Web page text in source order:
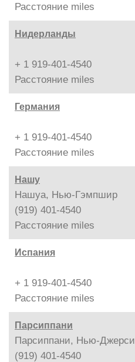
Расстояние miles
Нидерланды
+ 1 919-401-4540
Расстояние miles
Германия
+ 1 919-401-4540
Расстояние miles
Нашу
Нашуа, Нью-Гэмпшир
(919) 401-4540
Расстояние miles
Испания
+ 1 919-401-4540
Расстояние miles
Парсиппани
Парсиппани, Нью-Джерси
(919) 401-4540